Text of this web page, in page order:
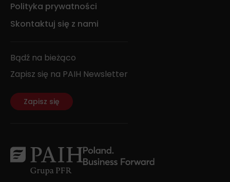
Polityka prywatności
Skontaktuj się z nami
Bądź na bieżąco
Zapisz się na PAIH Newsletter
Zapisz się